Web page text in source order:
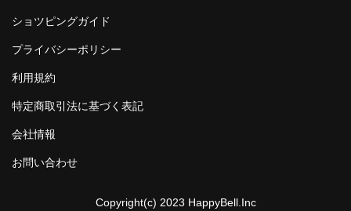
ショツピングガイド
プライバシーポリシー
利用規約
特定商取引法に基づく表記
会社情報
お問い合わせ
Copyright(c) 2023 HappyBell.Inc